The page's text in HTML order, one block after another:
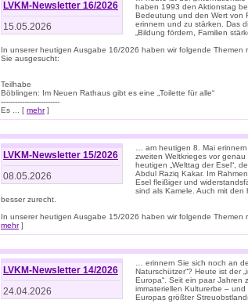
LVKM-Newsletter 16/2026
15.05.2026
haben 1993 den Aktionstag
Bedeutung und den Wert von
erinnern und zu stärken. Das
„Bildung fördern, Familien
In unserer heutigen Ausgabe 16/2026 haben wir folgende Themen
Sie ausgesucht:
Teilhabe
Böblingen: Im Neuen Rathaus gibt es eine „Toilette für alle“
-------------------------
Es ... [ mehr]
LVKM-Newsletter 15/2026
08.05.2026
… am heutigen 8. Mai
zweiten Weltkrieges vor
heutigen „Welttag der Esel“,
Abdul Raziq Kakar. Im
Esel fleißiger und
sind als Kamele. Auch mit den
besser zurecht.
In unserer heutigen Ausgabe 15/2026 haben wir folgende
mehr]
LVKM-Newsletter 14/2026
24.04.2026
… erinnern Sie sich noch an
Naturschützer“? Heute ist der
Europa“. Seit ein paar Jahren
immateriellen Kulturerbe –
Europas größter